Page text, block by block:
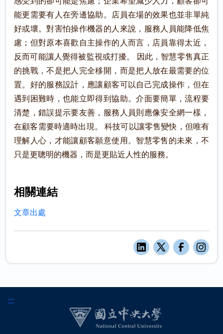
能更需要有人在旁邊協助。店員在場的效果也並非單純
好或壞。對害怕操作機器的人來說，服務人員能降低焦
慮；但對原本喜歡自主操作的人而言，店員靠得太近，
反而可能讓人覺得被監視或打擾。 因此，智慧零售真正
的挑戰，不是把人完全移開，而是把人放在最需要的位
置。好的服務設計，應讓顧客可以自己完成操作，但在
遇到困難時，也能立即得到協助。介面要簡單，流程要
清楚，錯誤提示要友善，服務人員則應像安全網一樣，
在顧客需要時適時出現。 科技可以讓零售變快，但唯有
理解人心，才能讓顧客願意使用。智慧零售的未來，不
只是更聰明的機器，而是更貼近人性的服務。
相關連結
文章出處
:::